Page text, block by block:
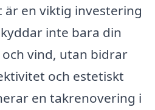
en viktig investering
inte bara din
vind, utan bidrar
och estetiskt
en takrenovering i